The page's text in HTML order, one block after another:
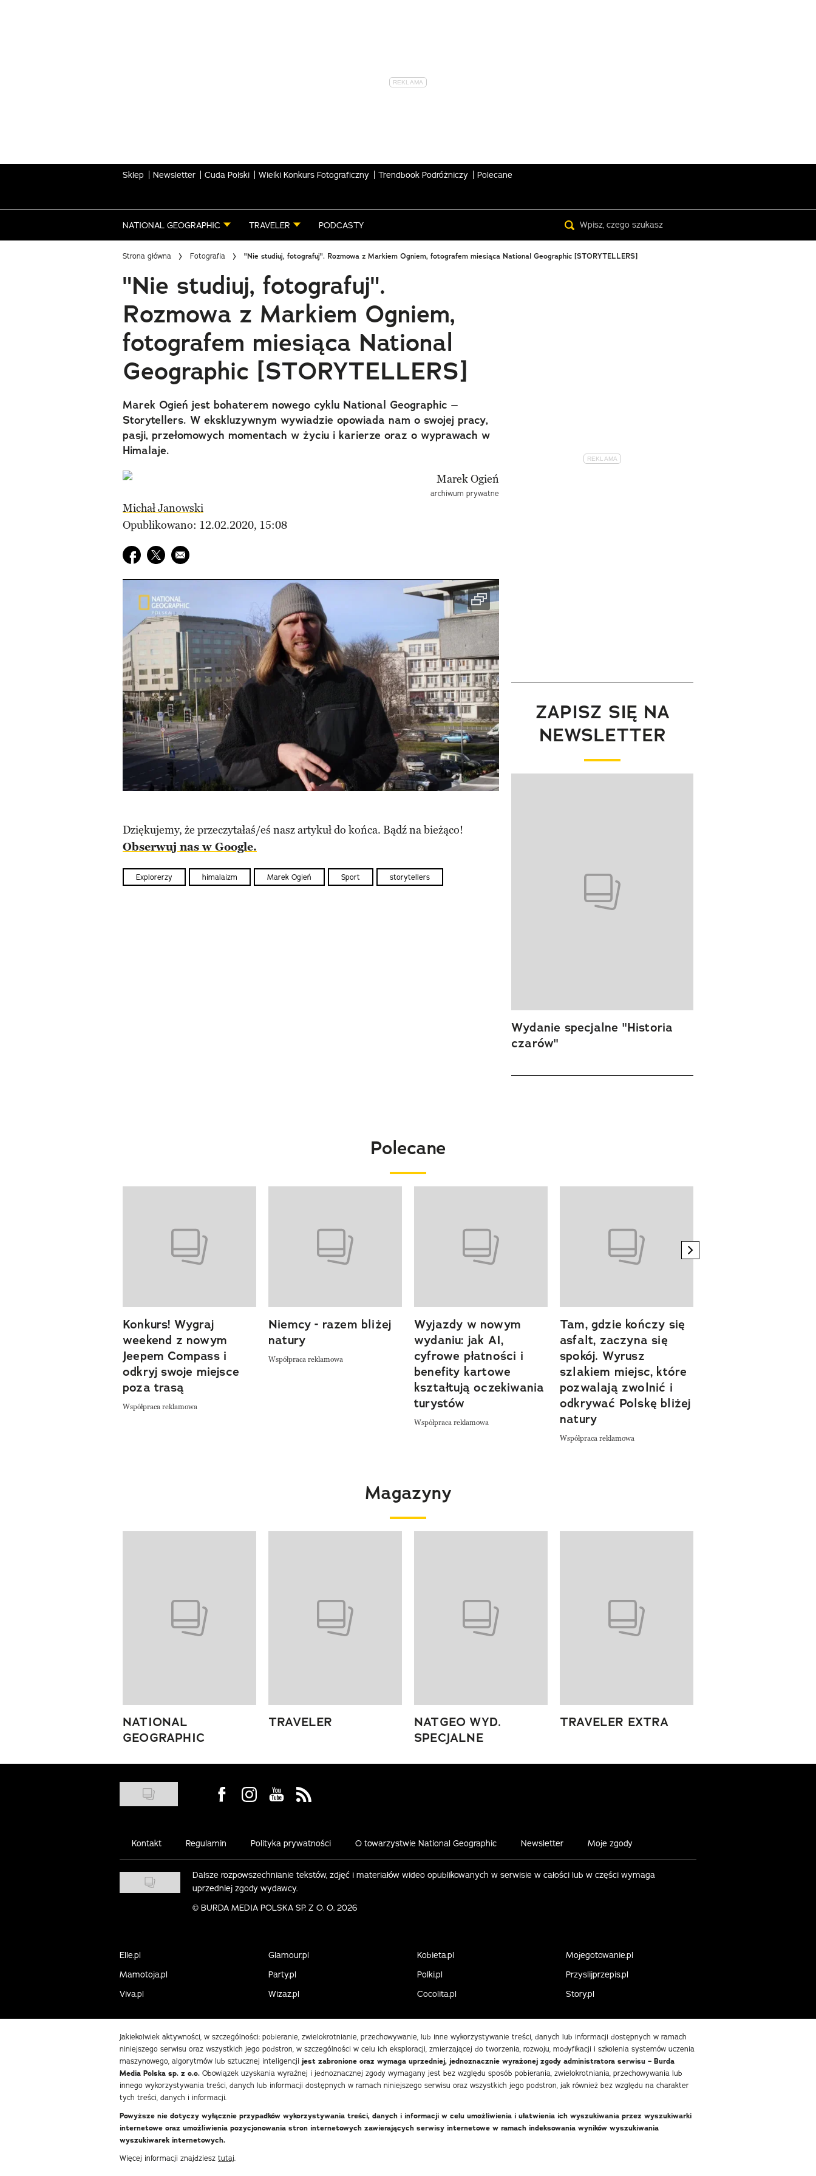
Sklep Newsletter Cuda Polski Wielki Konkurs Fotograficzny Trendbook Podróżniczy Polecane
NATIONAL GEOGRAPHIC TRAVELER PODCASTY
Strona główna Fotografia "Nie studiuj, fotografuj". Rozmowa z Markiem Ogniem, fotografem miesiąca National Geographic [STORYTELLERS]
"Nie studiuj, fotografuj".
Rozmowa z Markiem Ogniem,
fotografem miesiąca National
Geographic [STORYTELLERS]
Marek Ogień jest bohaterem nowego cyklu National Geographic –
Storytellers. W ekskluzywnym wywiadzie opowiada nam o swojej pracy,
pasji, przełomowych momentach w życiu i karierze oraz o wyprawach w
Himalaje.
archiwum prywatne
Michał Janowski
Opublikowano: 12.02.2020, 15:08
Udostępnij na facebook
Udostępnij na twitter
E-mail do przyjaciela
Dziękujemy, że przeczytałaś/eś nasz artykuł do końca. Bądź na bieżąco!
Obserwuj nas w Google.
Explorerzy himalaizm Marek Ogień Sport storytellers
ZAPISZ SIĘ NA
NEWSLETTER
Wydanie specjalne "Historia
czarów"
Polecane
previous element
Konkurs! Wygraj
weekend z nowym
Jeepem Compass i
odkryj swoje miejsce
poza trasą
Współpraca reklamowa
Niemcy - razem bliżej
natury
Współpraca reklamowa
Wyjazdy w nowym
wydaniu: jak AI,
cyfrowe płatności i
benefity kartowe
kształtują oczekiwania
turystów
Współpraca reklamowa
Tam, gdzie kończy się
asfalt, zaczyna się
spokój. Wyrusz
szlakiem miejsc, które
pozwalają zwolnić i
odkrywać Polskę bliżej
natury
Współpraca reklamowa
next element
Magazyny
NATIONAL
GEOGRAPHIC
TRAVELER
NATGEO WYD.
SPECJALNE
TRAVELER EXTRA
Visit us on Facebook
Visit us on Instagram
Visit us on Youtube
Visit us on Rss
Kontakt Regulamin Polityka prywatności O towarzystwie National Geographic Newsletter Moje zgody
Dalsze rozpowszechnianie tekstów, zdjęć i materiałów wideo opublikowanych w serwisie w całości lub w części wymaga
uprzedniej zgody wydawcy.
© BURDA MEDIA POLSKA SP. Z O. O. 2026
Elle.pl Glamour.pl Kobieta.pl
Mojegotowanie.pl
Mamotoja.pl
Party.pl Polki.pl
Przyslijprzepis.pl
Viva.pl
Wizaz.pl Cocolita.pl Story.pl
Jakiekolwiek aktywności, w szczególności: pobieranie, zwielokrotnianie, przechowywanie, lub inne wykorzystywanie treści, danych lub informacji dostępnych w ramach
niniejszego serwisu oraz wszystkich jego podstron, w szczególności w celu ich eksploracji, zmierzającej do tworzenia, rozwoju, modyfikacji i szkolenia systemów uczenia
maszynowego, algorytmów lub sztucznej inteligencji jest zabronione oraz wymaga uprzedniej, jednoznacznie wyrażonej zgody administratora serwisu – Burda
Media Polska sp. z o.o. Obowiązek uzyskania wyraźnej i jednoznacznej zgody wymagany jest bez względu sposób pobierania, zwielokrotniania, przechowywania lub
innego wykorzystywania treści, danych lub informacji dostępnych w ramach niniejszego serwisu oraz wszystkich jego podstron, jak również bez względu na charakter
tych treści, danych i informacji.
Powyższe nie dotyczy wyłącznie przypadków wykorzystywania treści, danych i informacji w celu umożliwienia i ułatwienia ich wyszukiwania przez wyszukiwarki
internetowe oraz umożliwienia pozycjonowania stron internetowych zawierających serwisy internetowe w ramach indeksowania wyników wyszukiwania
wyszukiwarek internetowych.
Więcej informacji znajdziesz tutaj.